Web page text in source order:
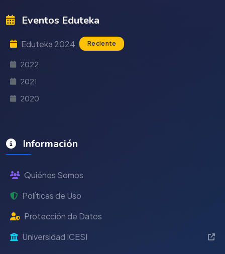
Eventos Eduteka
Eduteka 2024 Reciente
2022
2021
2020
Información
Quiénes Somos
Políticas de Uso
Protección de Datos
Universidad ICESI